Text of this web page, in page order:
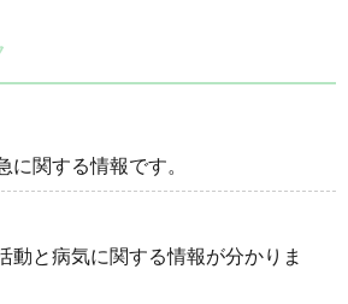
に関する情報です。
動と病気に関する情報が分かりま